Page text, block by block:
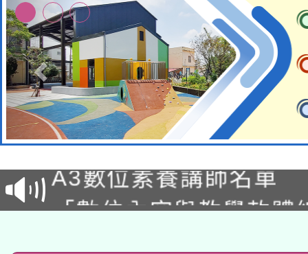
科技賦能─人工智慧
礎課程
A3數位素養講師名單
「數位內容與教學軟